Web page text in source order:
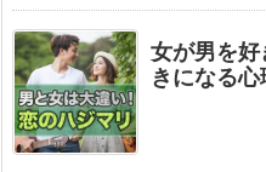
女が男を
きになる